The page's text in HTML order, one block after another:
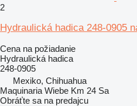
2
Hydraulická hadica 248-0905
Cena na požiadanie
Hydraulická hadica
248-0905
Mexiko, Chihuahua
Maquinaria Wiebe Km 24 Sa
Obráťte sa na predajcu